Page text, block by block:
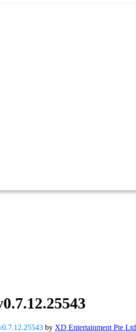
by XD Entertainment Pte Ltd